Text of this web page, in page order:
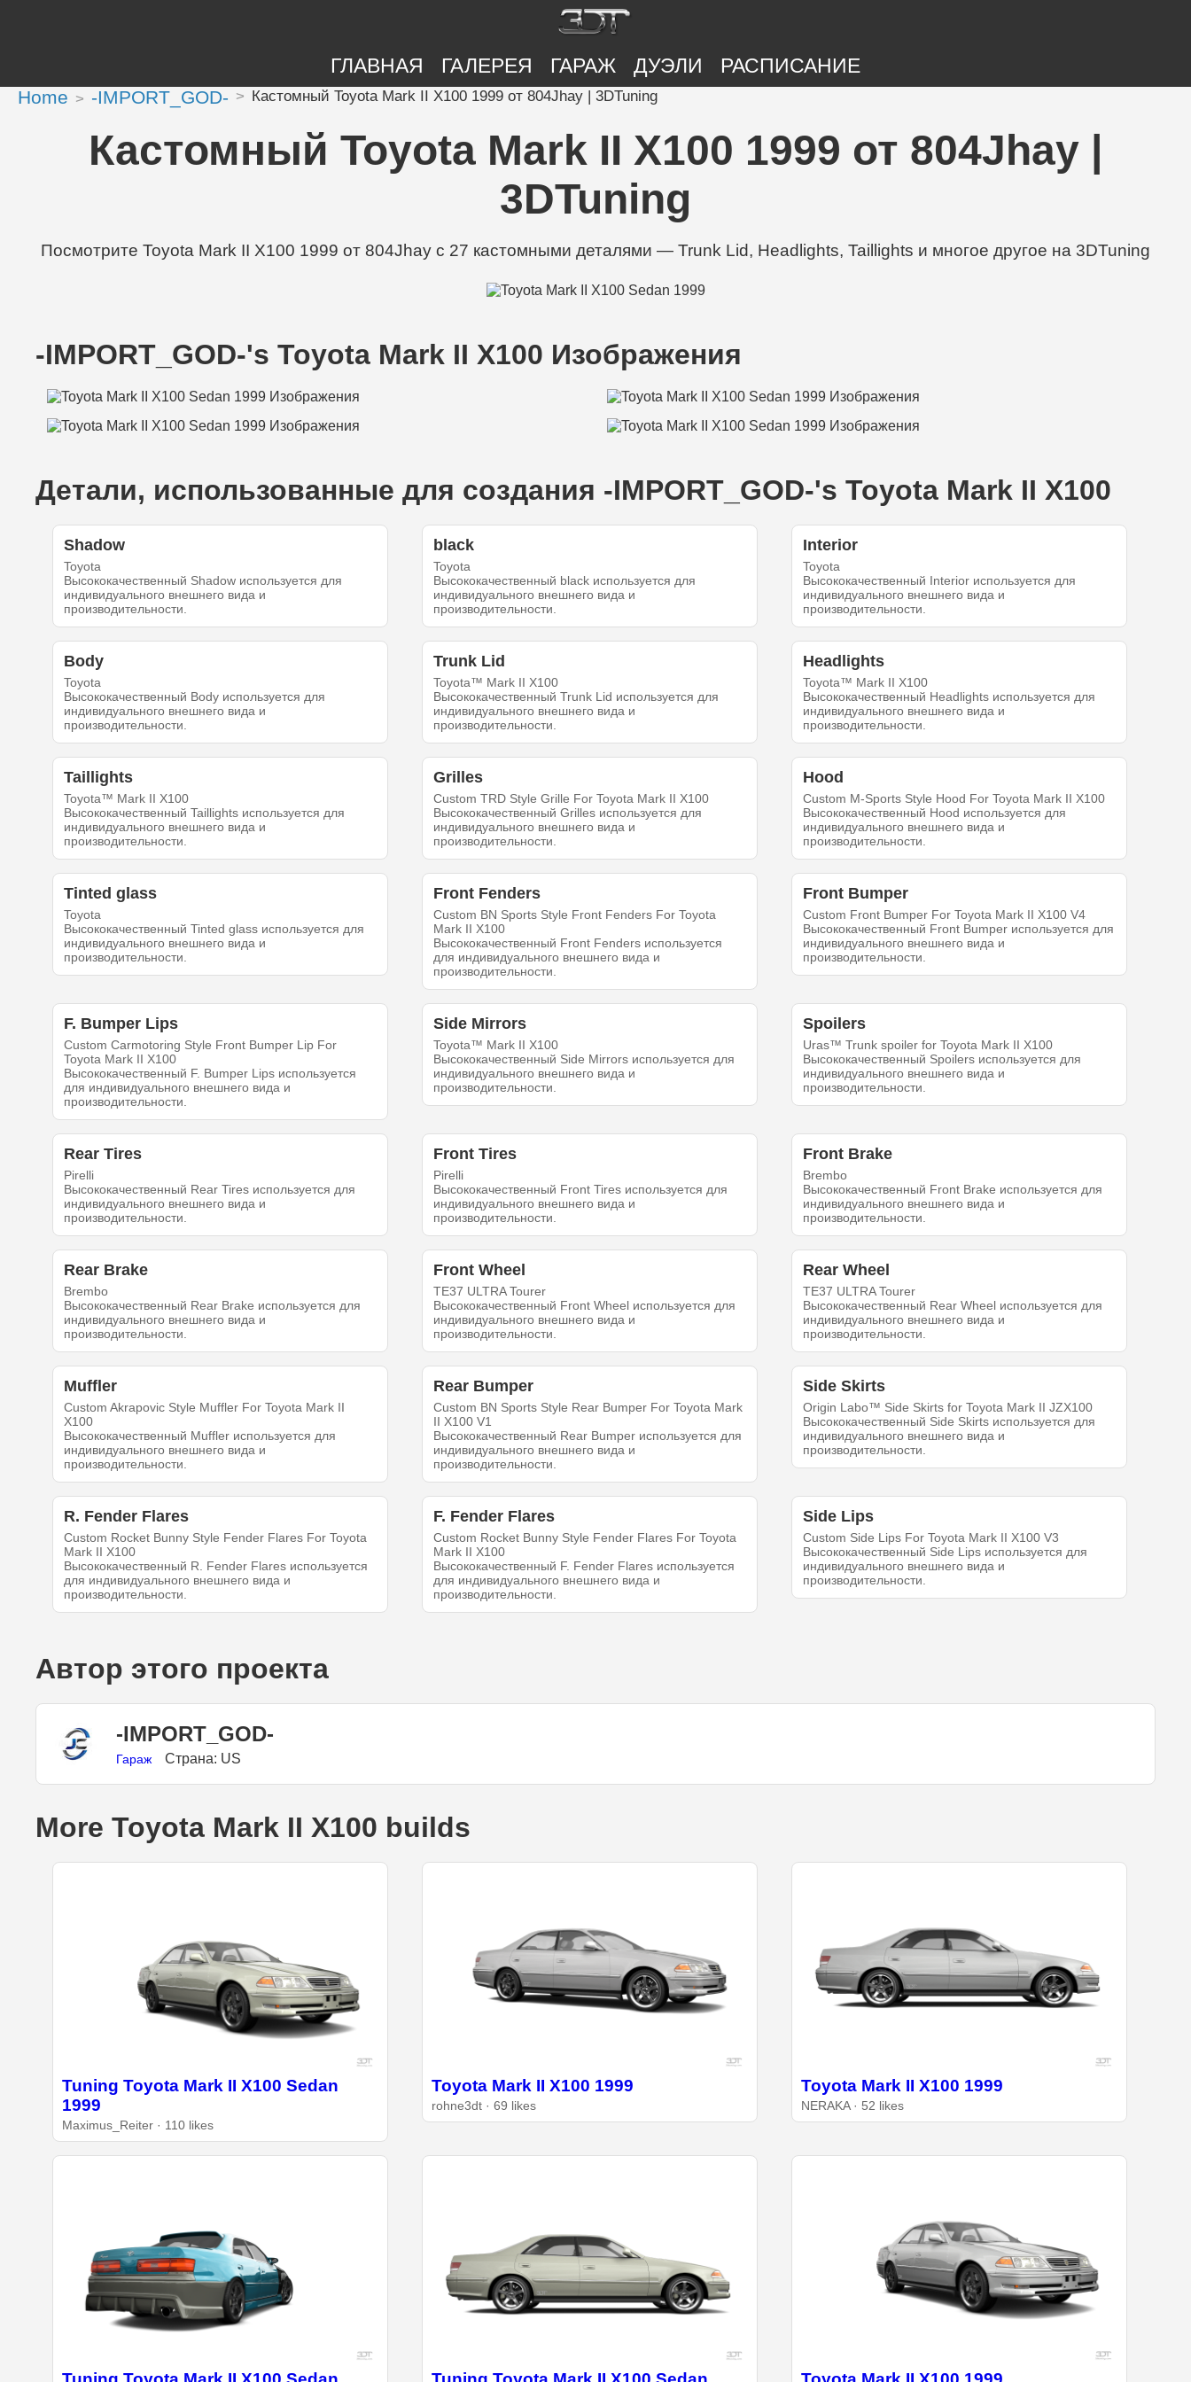
ГЛАВНАЯ ГАЛЕРЕЯ ГАРАЖ ДУЭЛИ РАСПИСАНИЕ
Home -IMPORT_GOD- Кастомный Toyota Mark II X100 1999 от 804Jhay | 3DTuning
Кастомный Toyota Mark II X100 1999 от 804Jhay |
3DTuning
Посмотрите Toyota Mark II X100 1999 от 804Jhay с 27 кастомными деталями — Trunk Lid, Headlights, Taillights и многое другое на 3DTuning
-IMPORT_GOD-'s Toyota Mark II X100 Изображения
Детали, использованные для создания -IMPORT_GOD-'s Toyota Mark II X100
Shadow
Toyota
Высококачественный Shadow используется для
индивидуального внешнего вида и
производительности.
black
Toyota
Высококачественный black используется для
индивидуального внешнего вида и
производительности.
Interior
Toyota
Высококачественный Interior используется для
индивидуального внешнего вида и
производительности.
Body
Toyota
Высококачественный Body используется для
индивидуального внешнего вида и
производительности.
Trunk Lid
Toyota™ Mark II X100
Высококачественный Trunk Lid используется для
индивидуального внешнего вида и
производительности.
Headlights
Toyota™ Mark II X100
Высококачественный Headlights используется для
индивидуального внешнего вида и
производительности.
Taillights
Toyota™ Mark II X100
Высококачественный Taillights используется для
индивидуального внешнего вида и
производительности.
Grilles
Custom TRD Style Grille For Toyota Mark II X100
Высококачественный Grilles используется для
индивидуального внешнего вида и
производительности.
Hood
Custom M-Sports Style Hood For Toyota Mark II X100
Высококачественный Hood используется для
индивидуального внешнего вида и
производительности.
Tinted glass
Toyota
Высококачественный Tinted glass используется для
индивидуального внешнего вида и
производительности.
Front Fenders
Custom BN Sports Style Front Fenders For Toyota
Mark II X100
Высококачественный Front Fenders используется
для индивидуального внешнего вида и
производительности.
Front Bumper
Custom Front Bumper For Toyota Mark II X100 V4
Высококачественный Front Bumper используется для
индивидуального внешнего вида и
производительности.
F. Bumper Lips
Custom Carmotoring Style Front Bumper Lip For
Toyota Mark II X100
Высококачественный F. Bumper Lips используется
для индивидуального внешнего вида и
производительности.
Side Mirrors
Toyota™ Mark II X100
Высококачественный Side Mirrors используется для
индивидуального внешнего вида и
производительности.
Spoilers
Uras™ Trunk spoiler for Toyota Mark II X100
Высококачественный Spoilers используется для
индивидуального внешнего вида и
производительности.
Rear Tires
Pirelli
Высококачественный Rear Tires используется для
индивидуального внешнего вида и
производительности.
Front Tires
Pirelli
Высококачественный Front Tires используется для
индивидуального внешнего вида и
производительности.
Front Brake
Brembo
Высококачественный Front Brake используется для
индивидуального внешнего вида и
производительности.
Rear Brake
Brembo
Высококачественный Rear Brake используется для
индивидуального внешнего вида и
производительности.
Front Wheel
TE37 ULTRA Tourer
Высококачественный Front Wheel используется для
индивидуального внешнего вида и
производительности.
Rear Wheel
TE37 ULTRA Tourer
Высококачественный Rear Wheel используется для
индивидуального внешнего вида и
производительности.
Muffler
Custom Akrapovic Style Muffler For Toyota Mark II
X100
Высококачественный Muffler используется для
индивидуального внешнего вида и
производительности.
Rear Bumper
Custom BN Sports Style Rear Bumper For Toyota Mark
II X100 V1
Высококачественный Rear Bumper используется для
индивидуального внешнего вида и
производительности.
Side Skirts
Origin Labo™ Side Skirts for Toyota Mark II JZX100
Высококачественный Side Skirts используется для
индивидуального внешнего вида и
производительности.
R. Fender Flares
Custom Rocket Bunny Style Fender Flares For Toyota
Mark II X100
Высококачественный R. Fender Flares используется
для индивидуального внешнего вида и
производительности.
F. Fender Flares
Custom Rocket Bunny Style Fender Flares For Toyota
Mark II X100
Высококачественный F. Fender Flares используется
для индивидуального внешнего вида и
производительности.
Side Lips
Custom Side Lips For Toyota Mark II X100 V3
Высококачественный Side Lips используется для
индивидуального внешнего вида и
производительности.
Автор этого проекта
-IMPORT_GOD-
Гараж Страна: US
More Toyota Mark II X100 builds
Tuning Toyota Mark II X100 Sedan
1999
Maximus_Reiter · 110 likes
Toyota Mark II X100 1999
rohne3dt · 69 likes
Toyota Mark II X100 1999
NERAKA · 52 likes